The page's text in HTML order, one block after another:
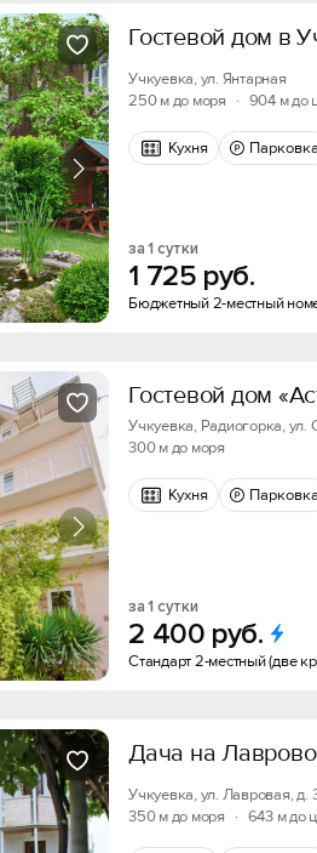
Гостевой дом в
Учкуевка, ул. Янтарная
250 м до моря
· 904 м до
Кухня Парковка
за 1 сутки
1 725 руб.
Бюджетный 2-местный
Гостевой дом
Учкуевка, Радиогорка, ул.
300 м до моря
Кухня Парковка
за 1 сутки
2 400 руб.
Стандарт 2-местный (две
Дача на
Учкуевка, ул. Лавровая, д.
350 м до моря
· 643 м до
Вход на сайт
Войти илиЗарегистрироваться